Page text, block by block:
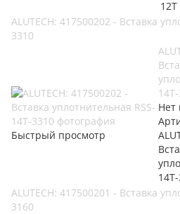
12T
ALUTECH: 417500202 - Вставка
3310
Быстрый просмотр
Нет
ALUTECH: 417500201 - Вставка
3160